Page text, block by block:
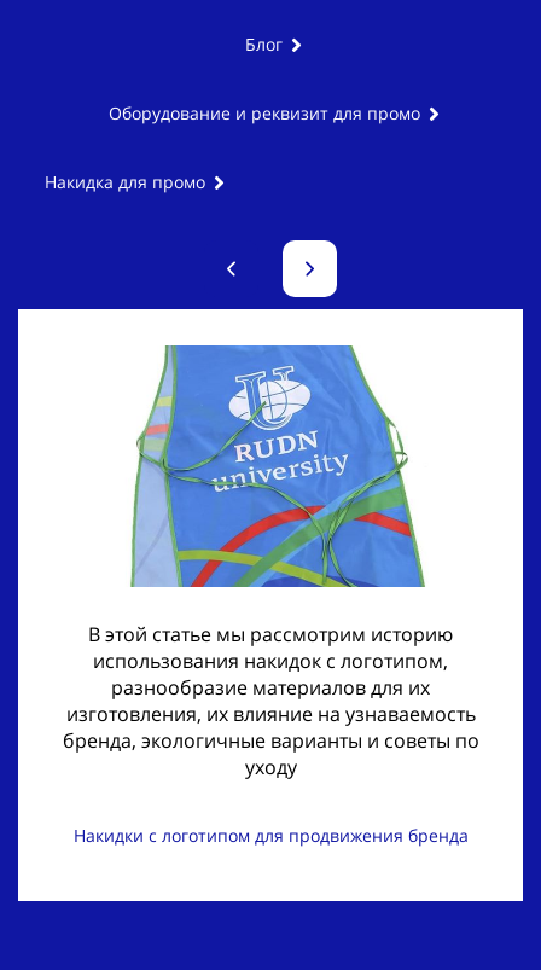
Блог
Оборудование и реквизит для промо
Накидка для промо
В этой статье мы рассмотрим историю
использования накидок с логотипом,
разнообразие материалов для их
изготовления, их влияние на узнаваемость
бренда, экологичные варианты и советы по
уходу
Накидки с логотипом для продвижения бренда